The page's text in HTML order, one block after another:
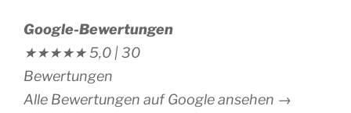
Google-Bewertungen
★★★★★5,0 |30
Bewertungen
Alle Bewertungen auf Google ansehen →